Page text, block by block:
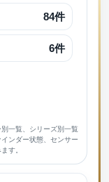
84件
6件
一覧、シリーズ別一覧
ンダー状態、センサー
す。